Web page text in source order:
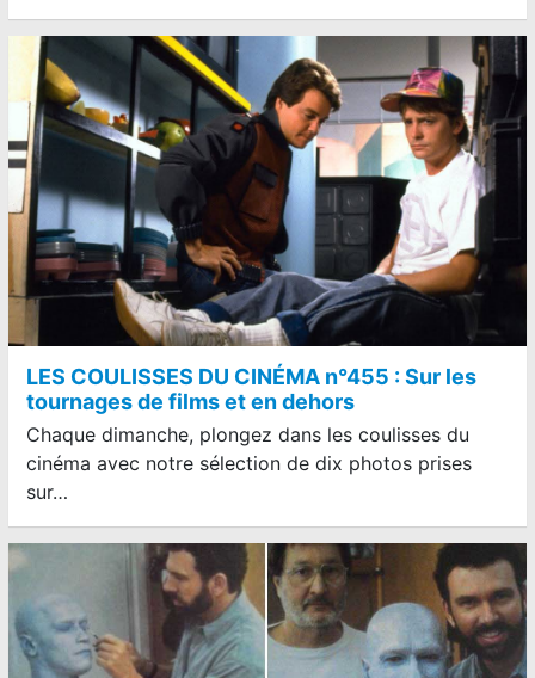
LES COULISSES DU CINÉMA n°455 : Sur les
tournages de films et en dehors
Chaque dimanche, plongez dans les coulisses du
cinéma avec notre sélection de dix photos prises
sur…